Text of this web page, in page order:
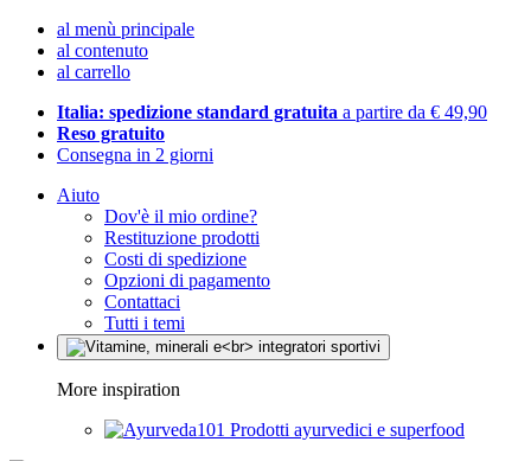
al menù principale
al contenuto
al carrello
Italia: spedizione standard gratuita a partire da € 49,90
Reso gratuito
Consegna in 2 giorni
Aiuto
Dov'è il mio ordine?
Restituzione prodotti
Costi di spedizione
Opzioni di pagamento
Contattaci
Tutti i temi
More inspiration
Prodotti ayurvedici e superfood